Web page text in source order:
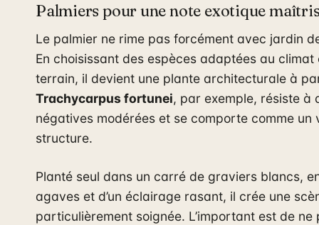
Palmiers pour une note exotique
Le palmier ne rime pas forcément avec jardin
En choisissant des espèces adaptées au
terrain, il devient une plante architecturale à
Trachycarpus fortunei, par exemple, résiste à
négatives modérées et se comporte comme
structure.
Planté seul dans un carré de graviers blancs,
agaves et d’un éclairage rasant, il crée une
particulièrement soignée. L’important est de ne